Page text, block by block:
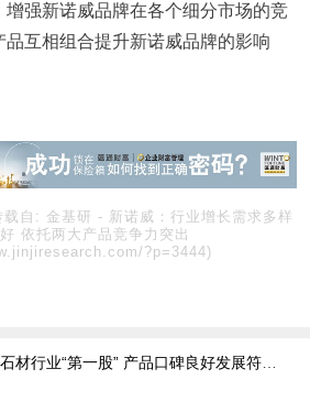
增强新诺威品牌在各个细分市场的竞
互相组合提升新诺威品牌的影响
自: 金基研 - 新诺威：行业增长需求多样
依托两大产品竞争力突出
?p=3444)
业“第一股” 产品口碑良好发展符合“碳中和”